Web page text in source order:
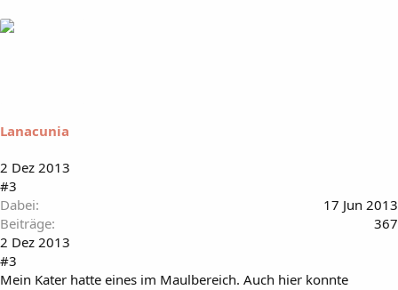
Lanacunia
2 Dez 2013
#3
Dabei
17 Jun 2013
Beiträge
367
2 Dez 2013
#3
Mein Kater hatte eines im Maulbereich. Auch hier konnte